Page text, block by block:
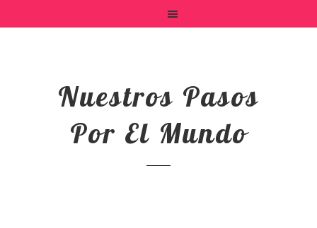
Nuestros Pasos
Por El Mundo